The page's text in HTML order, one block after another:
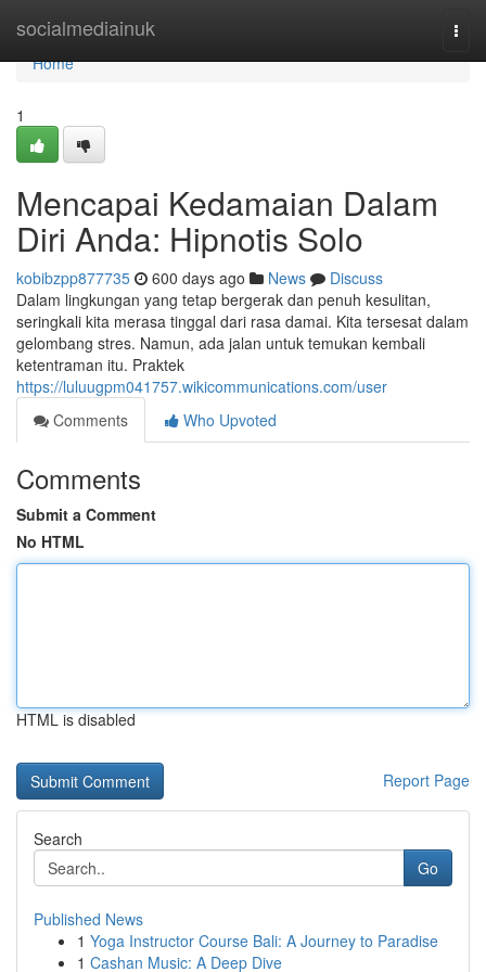
socialmediainuk
Home
Home
1
Mencapai Kedamaian Dalam
Diri Anda: Hipnotis Solo
kobibzpp877735 600 days ago News
Discuss
Dalam lingkungan yang tetap bergerak dan penuh kesulitan,
seringkali kita merasa tinggal dari rasa damai. Kita tersesat dalam
gelombang stres. Namun, ada jalan untuk temukan kembali
ketentraman itu. Praktek
https://luluugpm041757.wikicommunications.com/user
Comments
Who Upvoted
Comments
Submit a Comment
No HTML
HTML is disabled
Report Page
Search
Go
Published News
1 Yoga Instructor Course Bali: A Journey to Paradise
1 Cashan Music: A Deep Dive